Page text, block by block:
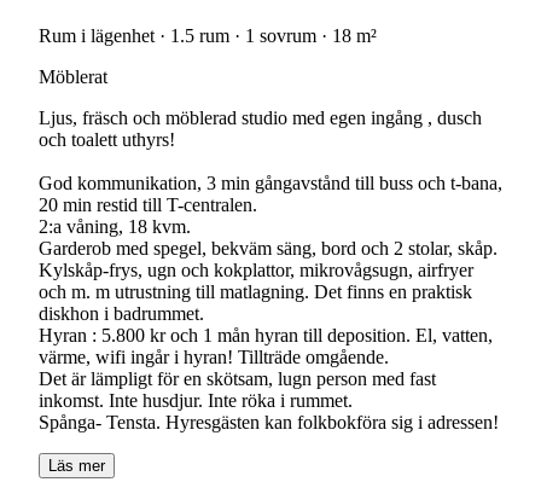
Rum i lägenhet · 1.5 rum · 1 sovrum · 18 m²
Möblerat
Ljus, fräsch och möblerad studio med egen ingång , dusch
och toalett uthyrs!
God kommunikation, 3 min gångavstånd till buss och t-bana,
20 min restid till T-centralen.
2:a våning, 18 kvm.
Garderob med spegel, bekväm säng, bord och 2 stolar, skåp.
Kylskåp-frys, ugn och kokplattor, mikrovågsugn, airfryer
och m. m utrustning till matlagning. Det finns en praktisk
diskhon i badrummet.
Hyran : 5.800 kr och 1 mån hyran till deposition. El, vatten,
värme, wifi ingår i hyran! Tillträde omgående.
Det är lämpligt för en skötsam, lugn person med fast
inkomst. Inte husdjur. Inte röka i rummet.
Spånga- Tensta. Hyresgästen kan folkbokföra sig i adressen!
Läs mer